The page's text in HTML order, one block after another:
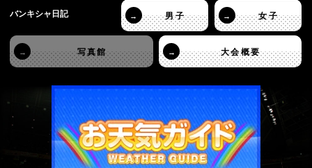
バンキシャ日記 → 男子 → 女子
→ 写真館 → 大会概要